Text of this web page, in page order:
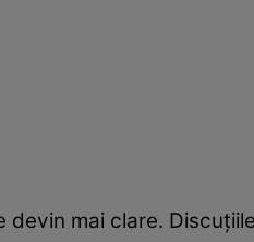
devin mai clare.